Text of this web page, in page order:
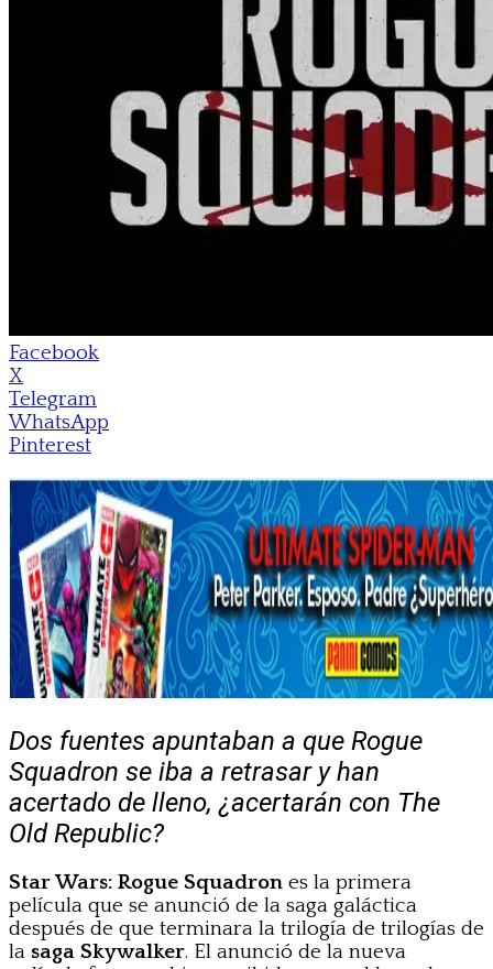
Facebook
X
Telegram
WhatsApp
Pinterest
Dos fuentes apuntaban a que Rogue
Squadron se iba a retrasar y han
acertado de lleno, ¿acertarán con The
Old Republic?
Star Wars: Rogue Squadron es la primera
película que se anunció de la saga galáctica
después de que terminara la trilogía de trilogías de
la saga Skywalker. El anunció de la nueva